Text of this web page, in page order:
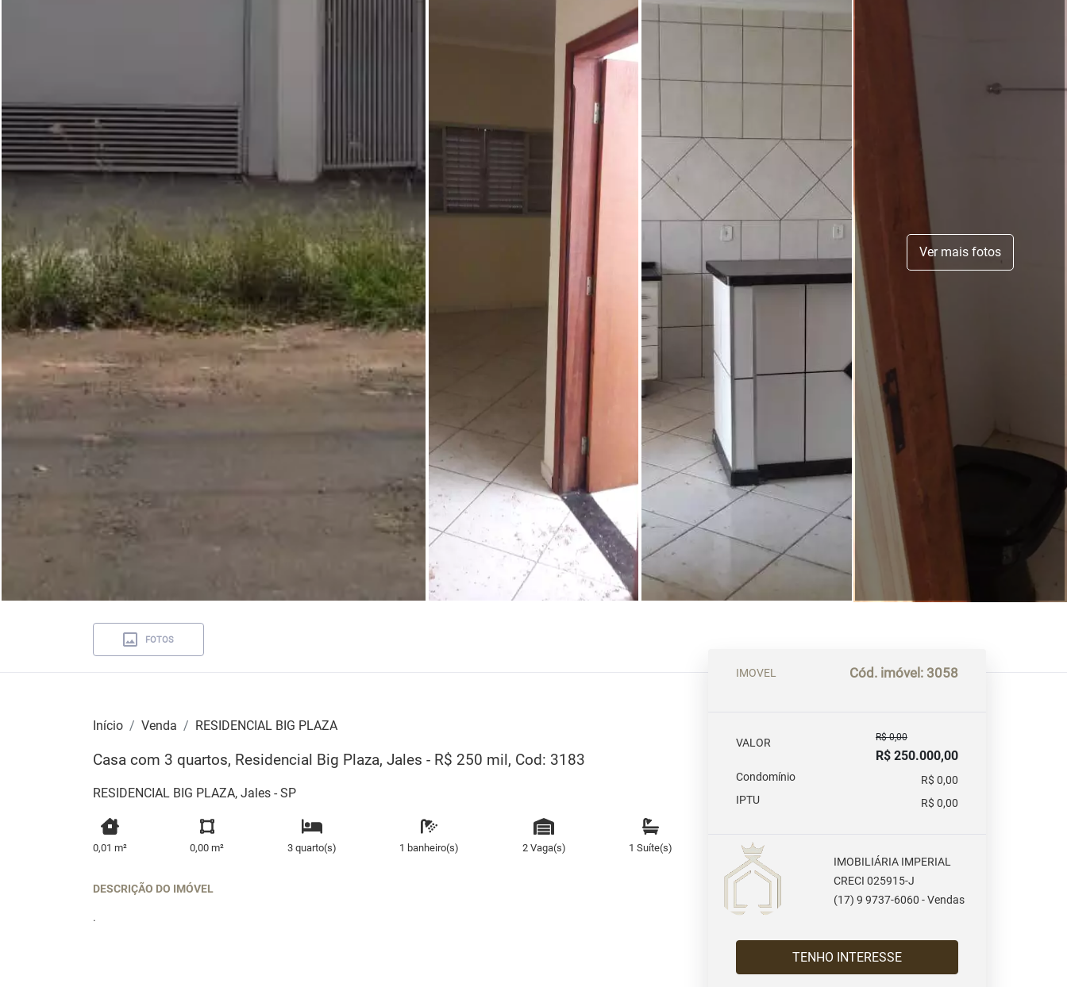
Ver mais fotos
FOTOS
Início Venda RESIDENCIAL BIG PLAZA
Casa com 3 quartos, Residencial Big Plaza, Jales - R$ 250 mil, Cod: 3183
RESIDENCIAL BIG PLAZA, Jales - SP
0,01 m² 0,00 m² 3 quarto(s) 1 banheiro(s) 2 Vaga(s) 1 Suíte(s)
DESCRIÇÃO DO IMÓVEL
.
IMOVEL Cód. imóvel: 3058
VALOR R$ 0,00
R$ 250.000,00
Condomínio
R$ 0,00
IPTU
R$ 0,00
IMOBILIÁRIA IMPERIAL
CRECI 025915-J
(17) 9 9737-6060 - Vendas
TENHO INTERESSE